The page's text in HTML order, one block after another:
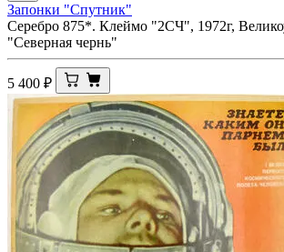
Запонки "Спутник"
Серебро 875*. Клеймо "2СЧ", 1972г,
"Северная чернь"
5 400 ₽